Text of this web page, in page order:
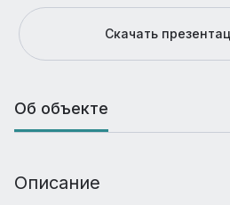
Скачать
Об объекте
Описание